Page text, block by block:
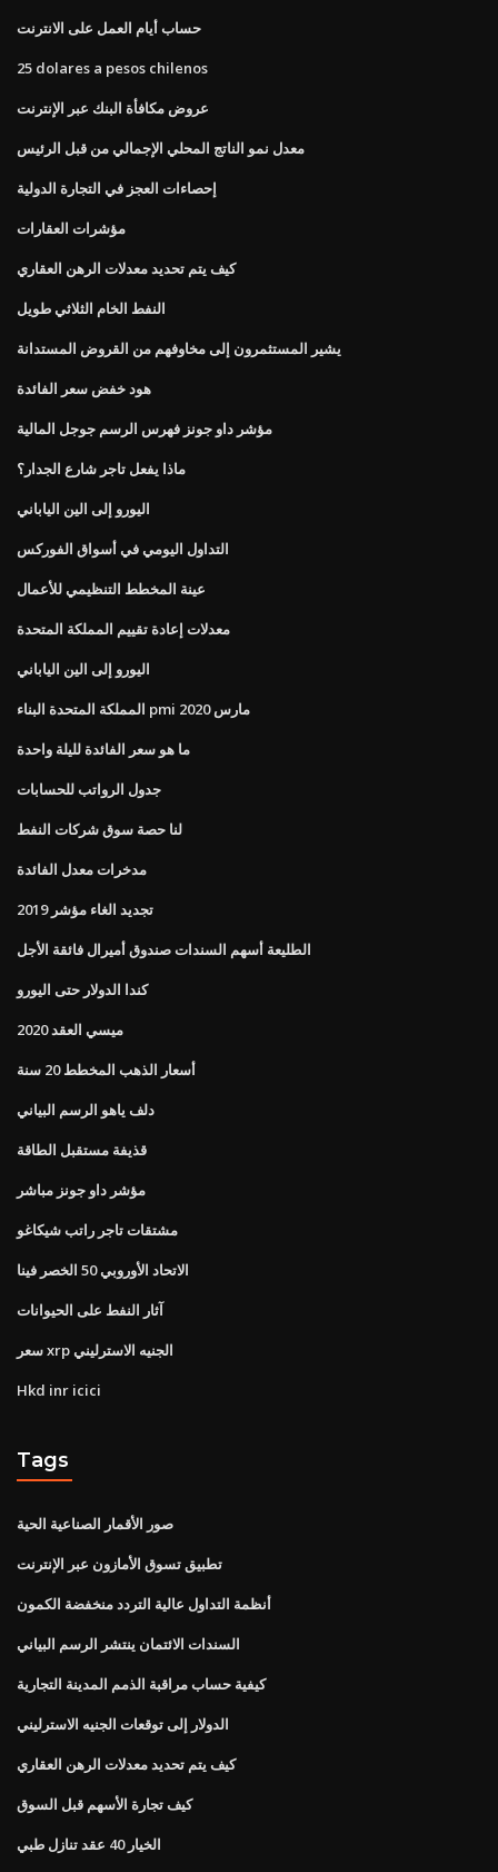
حساب أيام العمل على الانترنت
25 dolares a pesos chilenos
عروض مكافأة البنك عبر الإنترنت
معدل نمو الناتج المحلي الإجمالي من قبل الرئيس
إحصاءات العجز في التجارة الدولية
مؤشرات العقارات
كيف يتم تحديد معدلات الرهن العقاري
النفط الخام الثلاثي طويل
يشير المستثمرون إلى مخاوفهم من القروض المستدانة
هود خفض سعر الفائدة
مؤشر داو جونز فهرس الرسم جوجل المالية
ماذا يفعل تاجر شارع الجدار؟
اليورو إلى الين الياباني
التداول اليومي في أسواق الفوركس
عينة المخطط التنظيمي للأعمال
معدلات إعادة تقييم المملكة المتحدة
اليورو إلى الين الياباني
المملكة المتحدة البناء pmi مارس 2020
ما هو سعر الفائدة لليلة واحدة
جدول الرواتب للحسابات
لنا حصة سوق شركات النفط
مدخرات معدل الفائدة
تجديد الغاء مؤشر 2019
الطليعة أسهم السندات صندوق أميرال فائقة الأجل
كندا الدولار حتى اليورو
ميسي العقد 2020
أسعار الذهب المخطط 20 سنة
دلف ياهو الرسم البياني
قذيفة مستقبل الطاقة
مؤشر داو جونز مباشر
مشتقات تاجر راتب شيكاغو
الاتحاد الأوروبي 50 الخصر فينا
آثار النفط على الحيوانات
سعر xrp الجنيه الاسترليني
Hkd inr icici
Tags
صور الأقمار الصناعية الحية
تطبيق تسوق الأمازون عبر الإنترنت
أنظمة التداول عالية التردد منخفضة الكمون
السندات الائتمان ينتشر الرسم البياني
كيفية حساب مراقبة الذمم المدينة التجارية
الدولار إلى توقعات الجنيه الاسترليني
كيف يتم تحديد معدلات الرهن العقاري
كيف تجارة الأسهم قبل السوق
الخيار 40 عقد تنازل طبي